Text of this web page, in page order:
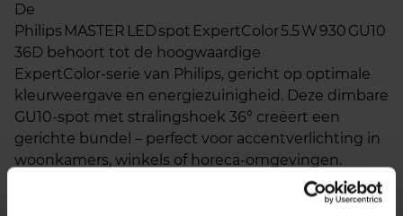
De
Philips MASTER LED spot ExpertColor 5.5 W 930 GU10
36D behoort tot de hoogwaardige
ExpertColor‑serie van Philips, gericht op optimale
kleurweergave en energiezuinigheid. Deze dimbare
GU10‑spot met stralingshoek 36° creëert een
gerichte bundel – perfect voor accentverlichting in
woonkamers, winkels of horeca‑omgevingen.